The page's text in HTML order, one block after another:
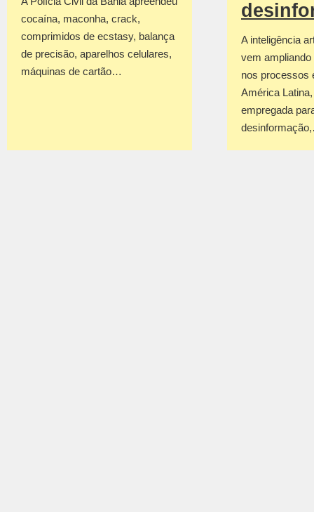
cocaína, maconha, crack,
comprimidos de ecstasy, balança
de precisão, aparelhos celulares,
máquinas de cartão…
A inteligência
vem
nos processos
América
empregada